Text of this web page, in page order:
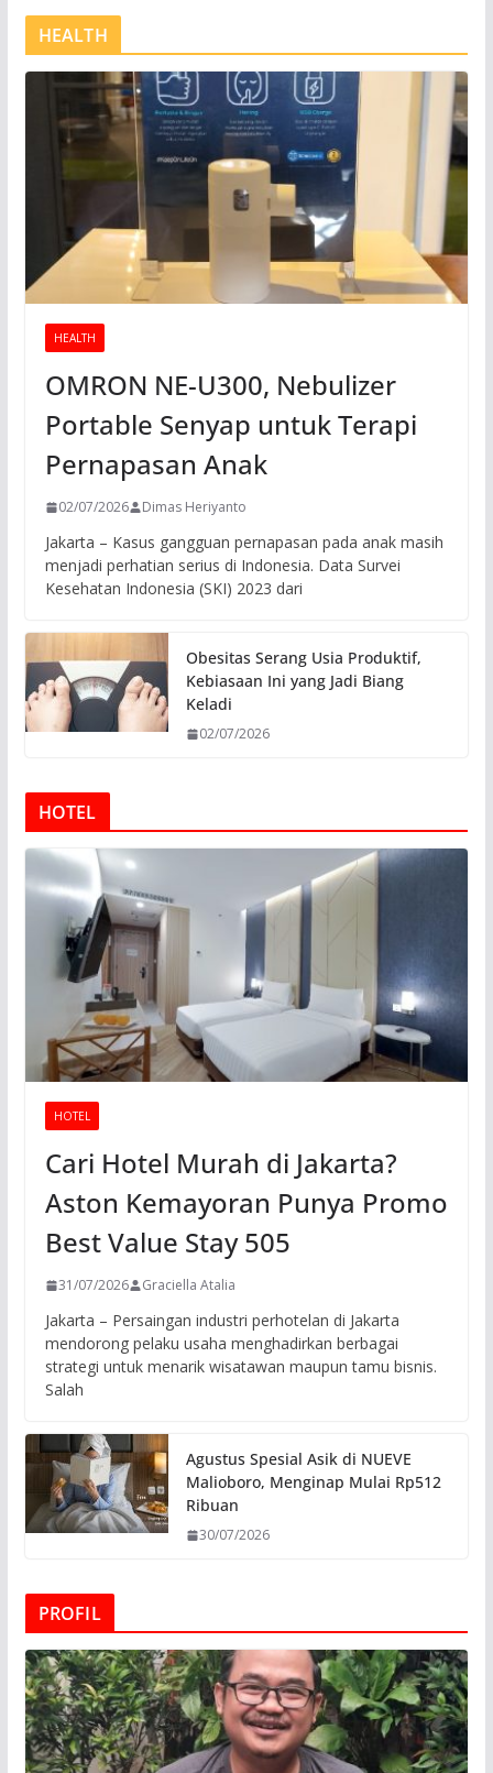
HEALTH
HEALTH
OMRON NE-U300, Nebulizer
Portable Senyap untuk Terapi
Pernapasan Anak
02/07/2026 Dimas Heriyanto
Jakarta – Kasus gangguan pernapasan pada anak masih
menjadi perhatian serius di Indonesia. Data Survei
Kesehatan Indonesia (SKI) 2023 dari
Obesitas Serang Usia Produktif,
Kebiasaan Ini yang Jadi Biang
Keladi
02/07/2026
HOTEL
HOTEL
Cari Hotel Murah di Jakarta?
Aston Kemayoran Punya Promo
Best Value Stay 505
31/07/2026 Graciella Atalia
Jakarta – Persaingan industri perhotelan di Jakarta
mendorong pelaku usaha menghadirkan berbagai
strategi untuk menarik wisatawan maupun tamu bisnis.
Salah
Agustus Spesial Asik di NUEVE
Malioboro, Menginap Mulai Rp512
Ribuan
30/07/2026
PROFIL